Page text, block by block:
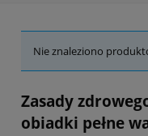
Nie znaleziono
Zasady
obiadki pełne